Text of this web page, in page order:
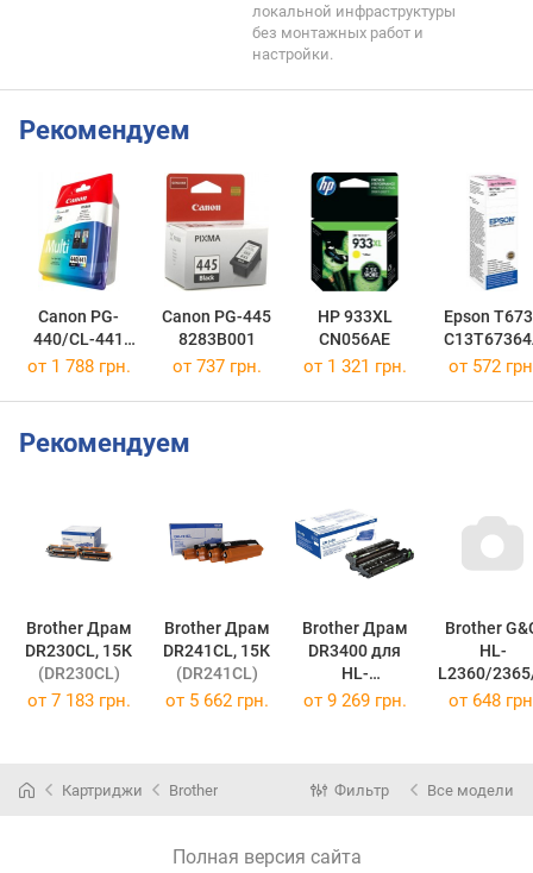
локальной инфраструктуры
без монтажных работ и
настройки.
Рекомендуем
Canon PG-
440/CL-441
MULTI
Canon PG-445
8283B001
HP 933XL
CN056AE
Epson
от 1 788 грн. от 737 грн. от 1 321 грн. от 572
Рекомендуем
Brother Драм
DR230CL, 15К
(DR230CL)
Brother Драм
DR241CL, 15К
(DR241CL)
Brother Драм
DR3400 для
HL-
L5000/5100/62
Brother
HL-
L2360/
CP-L2500
от 7 183 грн. от 5 662 грн. от 9 269 грн. от 648
Картриджи Brother Фильтр Все модели
Полная версия сайта